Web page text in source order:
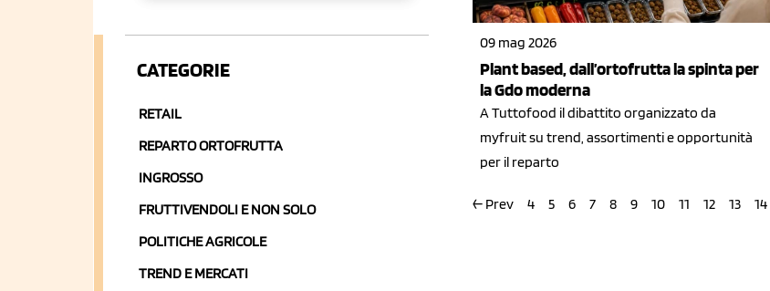
CATEGORIE
RETAIL
REPARTO ORTOFRUTTA
INGROSSO
FRUTTIVENDOLI E NON SOLO
POLITICHE AGRICOLE
TREND E MERCATI
09 mag 2026
Plant based, dall’ortofrutta la spinta per
la Gdo moderna
A Tuttofood il dibattito organizzato da
myfruit su trend, assortimenti e opportunità
per il reparto
← Prev 4 5 6 7 8 9 10 11 12 13 14